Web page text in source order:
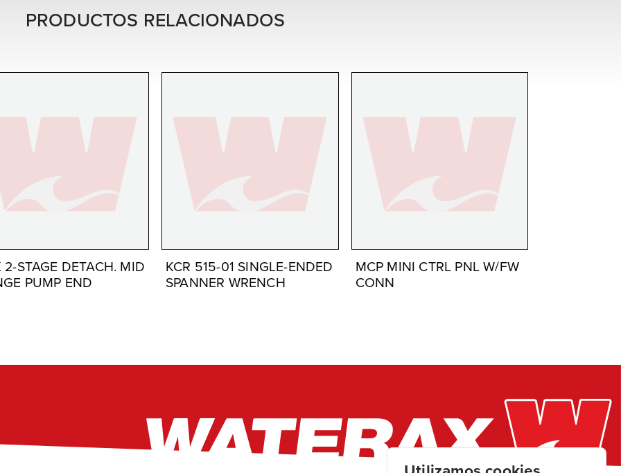
PRODUCTOS RELACIONADOS
2-STAGE DETACH. MID
PUMP END
KCR 515-01 SINGLE-ENDED
SPANNER WRENCH
MCP MINI CTRL PNL W/FW
CONN